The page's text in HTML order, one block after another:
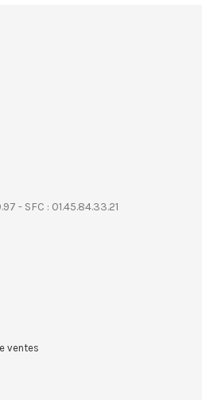
- SFC : 01.45.84.33.21
ventes